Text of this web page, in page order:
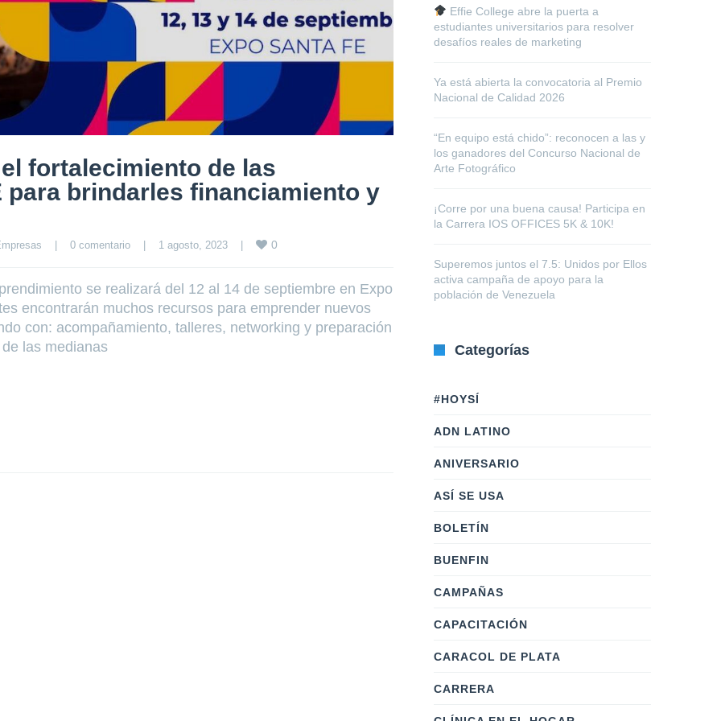
fortalecimiento de las
para brindarles financiamiento y
0 comentario 1 agosto, 2023 0
se realizará del 12 al 14 de septiembre en Expo
encontrarán muchos recursos para emprender nuevos
con: acompañamiento, talleres, networking y preparación
las medianas
Effie College abre la puerta a
estudiantes universitarios para resolver
desafíos reales de marketing
Ya está abierta la convocatoria al Premio
Nacional de Calidad 2026
“En equipo está chido”: reconocen a las y
los ganadores del Concurso Nacional de
Arte Fotográfico
¡Corre por una buena causa! Participa en
la Carrera IOS OFFICES 5K & 10K!
Superemos juntos el 7.5: Unidos por Ellos
activa campaña de apoyo para la
población de Venezuela
Categorías
#HOYSÍ
ADN LATINO
ANIVERSARIO
ASÍ SE USA
BOLETÍN
BUENFIN
CAMPAÑAS
CAPACITACIÓN
CARACOL DE PLATA
CARRERA